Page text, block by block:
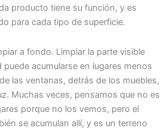
producto tiene su función, y es
para cada tipo de superficie.
a fondo. Limpiar la parte visible
acumularse en lugares menos
las ventanas, detrás de los muebles,
Muchas veces, pensamos que no es
porque no los vemos, pero el
se acumulan allí, y es un terreno